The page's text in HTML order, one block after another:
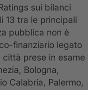
sui bilanci
13 tra le principali
pubblica non è
finanziario legato
prese in esame
Bologna,
Calabria, Palermo,